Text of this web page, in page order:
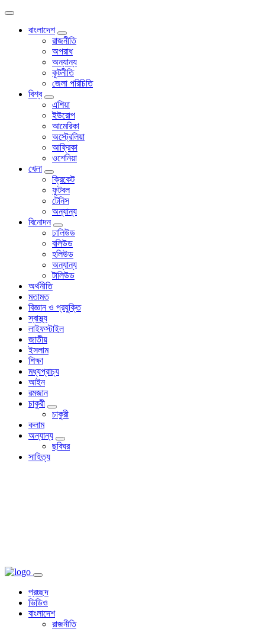
বাংলাদেশ
রাজনীতি
অপরাধ
অন্যান্য
কূটনীতি
জেলা পরিচিতি
বিশ্ব
এশিয়া
ইউরোপ
আমেরিকা
অস্ট্রেলিয়া
আফ্রিকা
ওশেনিয়া
খেলা
ক্রিকেট
ফুটবল
টেনিস
অন্যান্য
বিনোদন
ঢালিউড
বলিউড
হলিউড
অন্যান্য
টালিউড
অর্থনীতি
মতামত
বিজ্ঞান ও প্রযুক্তি
স্বাস্থ্য
লাইফস্টাইল
জাতীয়
ইসলাম
শিক্ষা
মধ্যপ্রাচ্য
আইন
রমজান
চাকুরী
চাকুরী
কলাম
অন্যান্য
ছবিঘর
সাহিত্য
প্রচ্ছদ
ভিডিও
বাংলাদেশ
রাজনীতি